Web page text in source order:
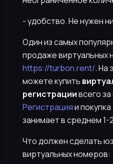
- удобство. Не нужен
Один из самых
продаже виртуальных
https://turbon.rent/. На
можете купить
регистрациивсего
Регистрацияи
занимает в среднем 1-
Что должен сделать
виртуальных номеров: